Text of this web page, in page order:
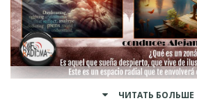
ЧИТАТЬ БОЛЬШЕ